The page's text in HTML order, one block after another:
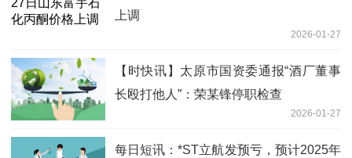
上调
2026-01-27
【时快讯】太原市国资委通报“酒厂董事
长殴打他人”：荣某锋停职检查
2026-01-27
每日短讯：*ST立航发预亏，预计2025年